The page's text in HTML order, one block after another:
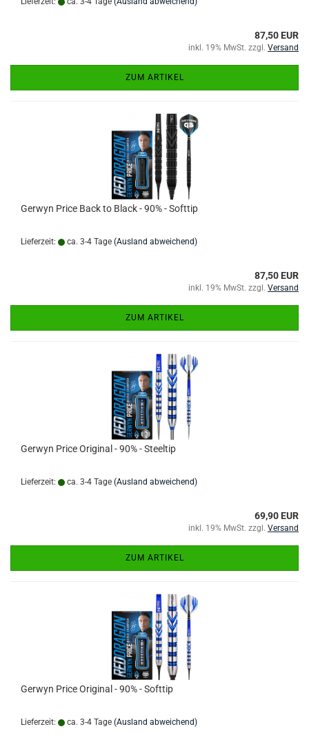
87,50 EUR
inkl. 19% MwSt. zzgl. Versand
ZUM ARTIKEL
Gerwyn Price Back to Black - 90% - Softtip
Lieferzeit: ca. 3-4 Tage (Ausland abweichend)
87,50 EUR
inkl. 19% MwSt. zzgl. Versand
ZUM ARTIKEL
Gerwyn Price Original - 90% - Steeltip
Lieferzeit: ca. 3-4 Tage (Ausland abweichend)
69,90 EUR
inkl. 19% MwSt. zzgl. Versand
ZUM ARTIKEL
Gerwyn Price Original - 90% - Softtip
Lieferzeit: ca. 3-4 Tage (Ausland abweichend)